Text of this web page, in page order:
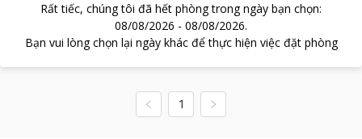
Rất tiếc, chúng tôi đã hết phòng trong ngày bạn chọn:
08/08/2026 - 08/08/2026.
Bạn vui lòng chọn lại ngày khác để thực hiện việc đặt phòng
1